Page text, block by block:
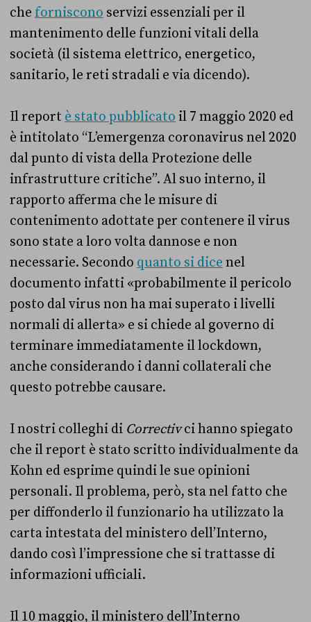
che forniscono servizi essenziali per il
mantenimento delle funzioni vitali della
società (il sistema elettrico, energetico,
sanitario, le reti stradali e via dicendo).
Il report è stato pubblicato il 7 maggio 2020 ed
è intitolato “L’emergenza coronavirus nel 2020
dal punto di vista della Protezione delle
infrastrutture critiche”. Al suo interno, il
rapporto afferma che le misure di
contenimento adottate per contenere il virus
sono state a loro volta dannose e non
necessarie. Secondo quanto si dice nel
documento infatti «probabilmente il pericolo
posto dal virus non ha mai superato i livelli
normali di allerta» e si chiede al governo di
terminare immediatamente il lockdown,
anche considerando i danni collaterali che
questo potrebbe causare.
I nostri colleghi di Correctivci hanno spiegato
che il report è stato scritto individualmente da
Kohn ed esprime quindi le sue opinioni
personali. Il problema, però, sta nel fatto che
per diffonderlo il funzionario ha utilizzato la
carta intestata del ministero dell’Interno,
dando così l’impressione che si trattasse di
informazioni ufficiali.
Il 10 maggio, il ministero dell’Interno